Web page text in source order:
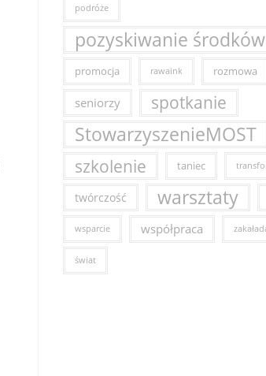
podróże
pozyskiwanie środków
promocja rawaink rozmowa
seniorzy spotkanie
StowarzyszenieMOST
szkolenie taniec
twórczość warsztaty
wsparcie współpraca
świat